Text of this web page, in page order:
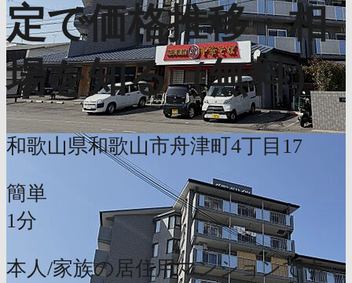
定で価格推移・相
場を知る（無料）
和歌山県和歌山市舟津町4丁目17
簡単
1分
本人/家族の居住用マンションです